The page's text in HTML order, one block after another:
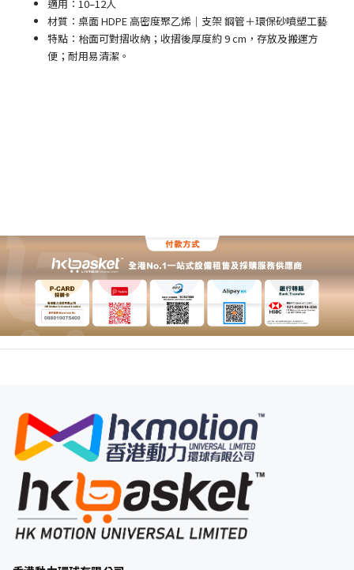
適用：10–12人
材質：桌面 HDPE 高密度聚乙烯｜支架 鋼管＋環保砂噴塑工藝
特點：枱面可對摺收納；收摺後厚度約 9 cm，存放及搬運方
便；耐用易清潔。